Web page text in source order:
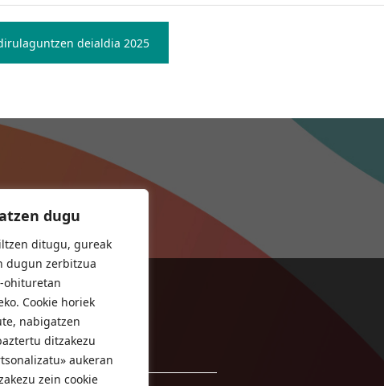
dugu
ditugu, gureak
dugun zerbitzua
ohituretan
Cookie horiek
nabigatzen
ditzakezu
aukeran
zein cookie
deialdia 2025